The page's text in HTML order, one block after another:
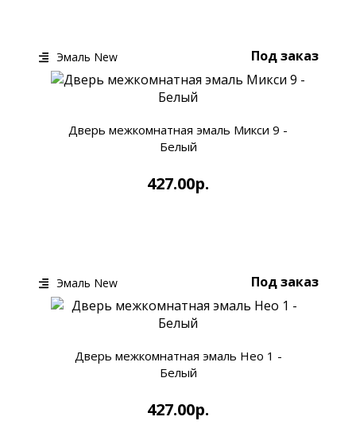
Под заказ
Дверь межкомнатная эмаль Микси 9 -
Белый
427.00р.
Эмаль New
Под заказ
Дверь межкомнатная эмаль Нео 1 -
Белый
427.00р.
Эмаль New